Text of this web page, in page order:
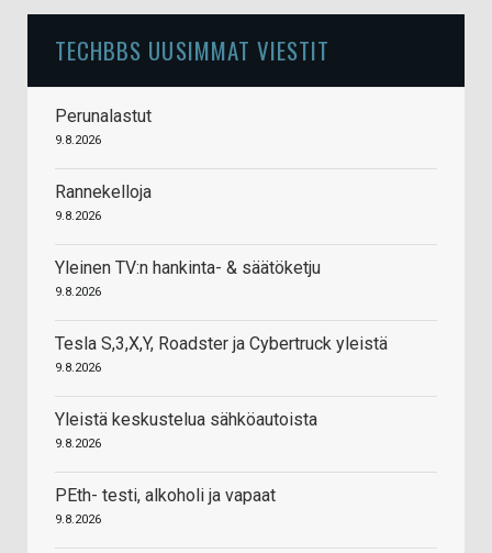
TECHBBS UUSIMMAT VIESTIT
Perunalastut
9.8.2026
Rannekelloja
9.8.2026
Yleinen TV:n hankinta- & säätöketju
9.8.2026
Tesla S,3,X,Y, Roadster ja Cybertruck yleistä
9.8.2026
Yleistä keskustelua sähköautoista
9.8.2026
PEth- testi, alkoholi ja vapaat
9.8.2026